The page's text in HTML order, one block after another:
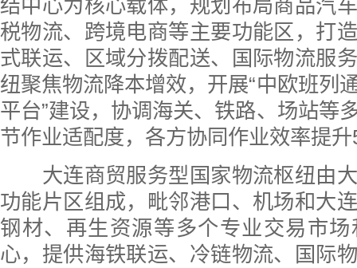
结中心为核心载体，规划布局商品汽
税物流、跨境电商等主要功能区，打
式联运、区域分拨配送、国际物流服
纽聚焦物流降本增效，开展“中欧班列
平台”建设，协调海关、铁路、场站等
节作业适配度，各方协同作业效率提
大连商贸服务型国家物流枢纽由大
功能片区组成，毗邻港口、机场和大
钢材、再生资源等多个专业交易市
心，提供海铁联运、冷链物流、国际